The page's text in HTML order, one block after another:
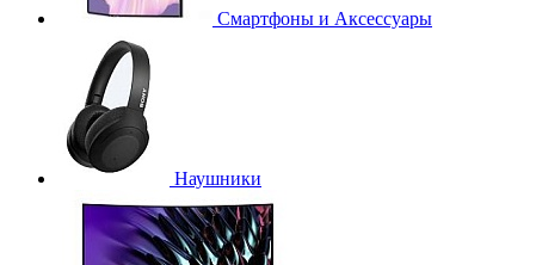
Смартфоны и Аксессуары
Наушники